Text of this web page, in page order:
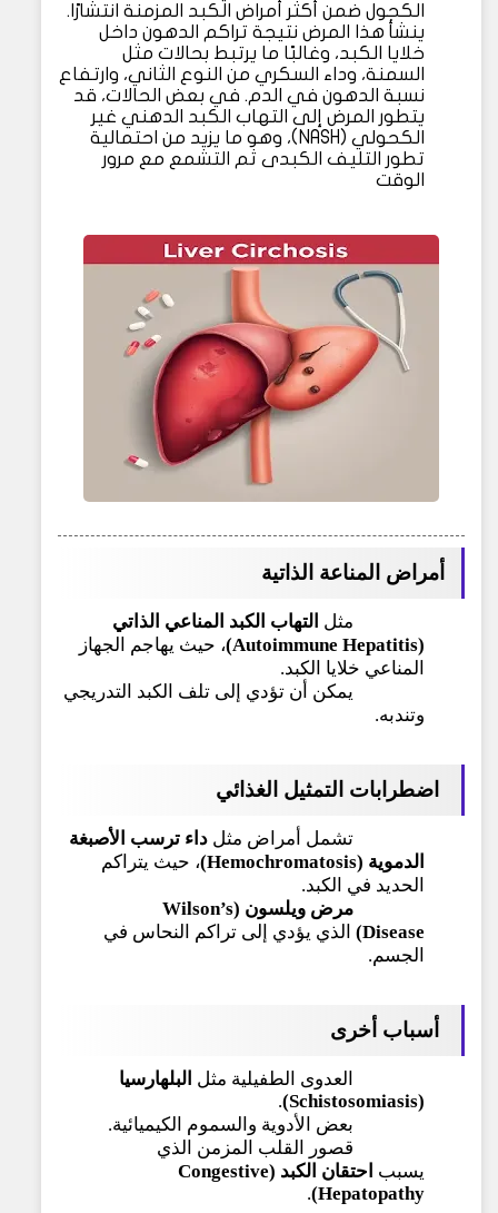
الكحول ضمن أكثر أمراض الكبد المزمنة انتشارًا.
ينشأ هذا المرض نتيجة تراكم الدهون داخل
خلايا الكبد، وغالبًا ما يرتبط بحالات مثل
السمنة، وداء السكري من النوع الثاني، وارتفاع
نسبة الدهون في الدم. في بعض الحالات، قد
يتطور المرض إلى التهاب الكبد الدهني غير
الكحولي (NASH)، وهو ما يزيد من احتمالية
تطور التليف الكبدى ثم التشمع مع مرور
الوقت
أمراض المناعة الذاتية
مثل التهاب الكبد المناعي الذاتي
(Autoimmune Hepatitis)
، حيث يهاجم الجهاز
المناعي خلايا الكبد.
يمكن أن تؤدي إلى تلف الكبد التدريجي
وتندبه.
اضطرابات التمثيل الغذائي
تشمل أمراض مثل داء ترسب الأصبغة
الدموية (Hemochromatosis)
، حيث يتراكم
الحديد في الكبد.
مرض ويلسون (Wilson’s
Disease)
الذي يؤدي إلى تراكم النحاس في
الجسم.
أسباب أخرى
العدوى الطفيلية مثل البلهارسيا
(Schistosomiasis)
.
بعض الأدوية والسموم الكيميائية.
قصور القلب المزمن الذي
يسبب
احتقان الكبد (Congestive
Hepatopathy)
.